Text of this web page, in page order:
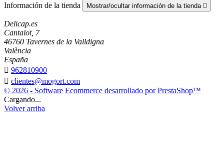
Información de la tienda Mostrar/ocultar información de la tienda 
Delicap.es
Cantalot, 7
46760 Tavernes de la Valldigna
València
España
 962810900
 clientes@mogort.com
© 2026 - Software Ecommerce desarrollado por PrestaShop™
Cargando...
Volver arriba